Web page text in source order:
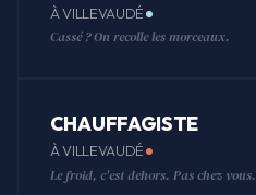
À VILLEVAUDÉ
Cassé ? On recolle les morceaux.
CHAUFFAGISTE
À VILLEVAUDÉ
Le froid, c'est dehors. Pas chez vous.